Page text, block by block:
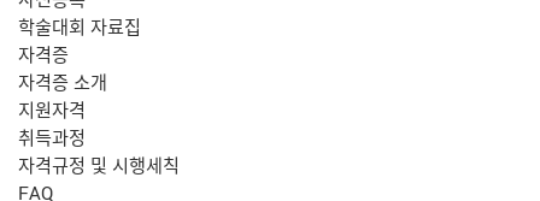
학술대회 자료집
자격증
자격증 소개
지원자격
취득과정
자격규정 및 시행세칙
FAQ